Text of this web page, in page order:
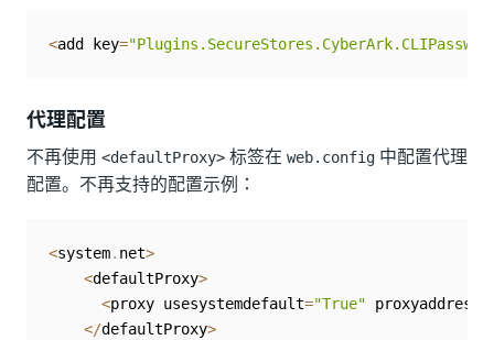
<add key=
代理配置
不再使用 <defaultProxy> 标签在 web.config 中配置代理
配置。不再支持的配置示例：
<system. net>
<defaultProxy>
<proxy usesystemdefault="True" proxyaddress
</defaultProxy>